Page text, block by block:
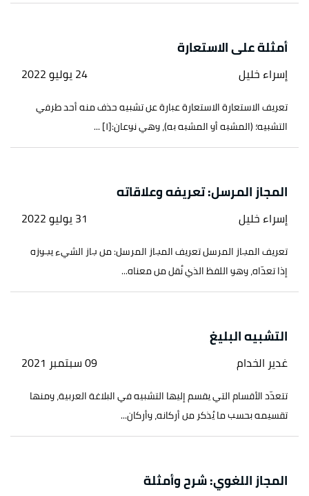
أمثلة على الاستعارة
إسراء خليل 24 يوليو 2022
تعريف الاستعارة الاستعارة عبارة عن تشبيه حذف منه أحد طرفي
التشبيه؛ (المشبه أو المشبه به)، وهي نوعان:[١] ...
المجاز المرسل: تعريفه وعلاقاته
إسراء خليل 31 يوليو 2022
تعريف المجاز المرسل تعريف المجاز المرسل: من جاز الشيء يجوزه
إذا تعدّاه، وهو اللفظ الذي نُقل من معناه...
التشبيه البليغ
غدير الخدام 09 سبتمبر 2021
تتعدّد الأقسام التي يقسم إليها التشبيه في البلاغة العربية، ومنها
تقسيمه بحسب ما يُذكر من أركانه، وأركان...
المجاز اللغوي: شرح وأمثلة